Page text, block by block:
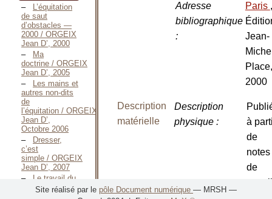
L’équitation
de saut
d’obstacles —
2000 / ORGEIX
Jean D’, 2000
Ma
doctrine / ORGEIX
Jean D’, 2005
Les mains et
autres non-dits
de
l’équitation / ORGEIX
Jean D’,
Octobre 2006
Dresser,
c’est
simple / ORGEIX
Jean D’, 2007
Le travail du
cheval
d’obstacle par la
Adresse
bibliographique
:
Paris ,
Jean-
Place,
2000
Description
matérielle
Description
physique:
à
de
notes
de
travail
Site réalisé par le pôle Document numérique — MRSH —